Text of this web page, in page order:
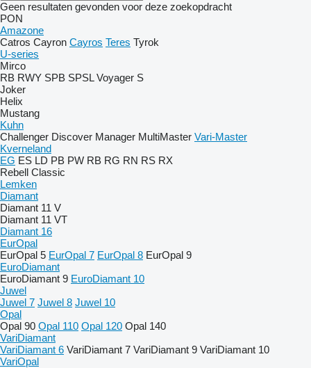
Geen resultaten gevonden voor deze zoekopdracht
PON
Amazone
Catros Cayron Cayros Teres Tyrok
U-series
Mirco
RB RWY SPB SPSL Voyager S
Joker
Helix
Mustang
Kuhn
Challenger Discover Manager MultiMaster Vari-Master
Kverneland
EG ES LD PB PW RB RG RN RS RX
Rebell Classic
Lemken
Diamant
Diamant 11 V
Diamant 11 VT
Diamant 16
EurOpal
EurOpal 5 EurOpal 7 EurOpal 8 EurOpal 9
EuroDiamant
EuroDiamant 9 EuroDiamant 10
Juwel
Juwel 7 Juwel 8 Juwel 10
Opal
Opal 90 Opal 110 Opal 120 Opal 140
VariDiamant
VariDiamant 6 VariDiamant 7 VariDiamant 9 VariDiamant 10
VariOpal